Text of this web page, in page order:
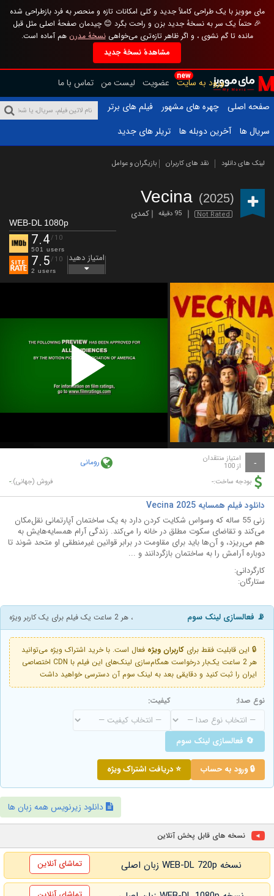
مای موویز با یک طراحی کاملاً جدید و کلی امکانات تازه و منحصر به فرد بازطراحی شده
🎉 حتماً یک سر به نسخهٔ جدید بزن و راحت بگرد 😊 چیدمان صفحهٔ اصلی مثل قبل
مانده تا گم نشوی ، و اگر ظاهر تازه‌تری می‌خواهینسخهٔ مدرن هم آماده است.
مشاهدهٔ نسخهٔ جدید
new
ورود به سایت عضویت لیست من تماس با ما
صفحه اصلی
چهره های مشهور
فیلم های برتر
سریال ها
آخرین دوبله ها تریلر های جدید
لینک های دانلود نقد های کاربران بازیگران و عوامل
Vecina (2025)
Not Rated 95 دقیقه کمدی
WEB-DL 1080p
7.4/10
501 users
7.5/10
2 users
امتیاز دهید
Play
Video
- امتیاز منتقدان
از 100 رومانی
بودجه ساخت:- فروش (جهانی):-
دانلود فیلم همسایه Vecina 2025
زنی 55 ساله که وسواس شکایت کردن دارد به یک ساختمان آپارتمانی نقل‌مکان
می‌کند و تقاضای سکوت مطلق در خانه را می‌کند. زندگی آرام همسایه‌هایش به
هم می‌ریزد، و آن‌ها باید برای مقاومت در برابر قوانین غیرمنطقی او متحد شوند تا
دوباره آرامش را به ساختمان بازگردانند و ...
کارگردانی:
ستارگان:
📡 فعالسازی لینک سوم ، هر 2 ساعت یک فیلم برای یک کاربر ویژه
🔒 این قابلیت فقط برای کاربران ویژه فعال است. با خرید اشتراک ویژه می‌توانید
هر 2 ساعت یک‌بار درخواست همگام‌سازی لینک‌های این فیلم با CDN اختصاصی
ایران را ثبت کنید و دقایقی بعد به لینک سوم آن دسترسی خواهید داشت
نوع صدا: کیفیت:
🔄 فعالسازی لینک سوم
🔒 ورود به حساب ⭐ دریافت اشتراک ویژه
دانلود زیرنویس همه زبان ها
نسخه های قابل پخش آنلاین
نسخه WEB-DL 720p زبان اصلی تماشای آنلاین